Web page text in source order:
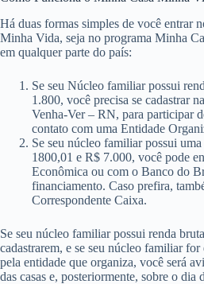
Há duas formas simples de você entrar
Minha Vida, seja no programa Minha
em qualquer parte do país:
Se seu Núcleo familiar possui
1.800, você precisa se cadastrar
Venha-Ver – RN, para participar
contato com uma Entidade
Se seu núcleo familiar possui
1800,01 e R$ 7.000, você pode
Econômica ou com o Banco do
financiamento. Caso prefira,
Correspondente Caixa.
Se seu núcleo familiar possui renda
cadastrarem, e se seu núcleo familiar
pela entidade que organiza, você será
das casas e, posteriormente, sobre o dia